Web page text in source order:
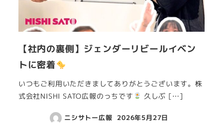
【社内の裏側】ジェンダーリビールイベン
トに密着
いつもご利用いただきましてありがとうございます。株
式会社NISHI SATO広報のっちです
久しぶ […]
ニシサトー広報 2026年5月27日